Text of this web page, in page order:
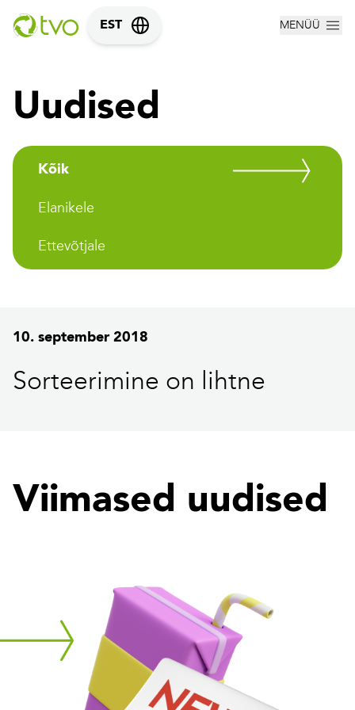
EST MENÜÜ
Uudised
Kõik
Elanikele
Ettevõtjale
10. september 2018
Sorteerimine on lihtne
Viimased uudised